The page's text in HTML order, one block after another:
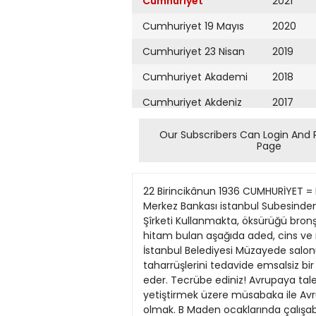
Cumhuriyet 19 Mayıs
Cumhuriyet 23 Nisan
Cumhuriyet Akademi
Cumhuriyet Akdeniz
Cumhuriyet Alışveriş
Cumhuriyet Ankara
Cumhuriyet Büyük
Taaruz
Cumhuriyet
Cumartesi
Cumhuriyet Çevre
2020
2019
2018
2017
2016
2015
2013
2012
2011
2010
2009
Our Subscribers Can Login And
Page
22 Birincikânun 1936 CUMHURİYET = Boğazı ağrıyor; fakat korkmuyor PASTİL FOR Pastil For Çünkü muntazaman z^ Türkiye Cumhuriyet Merkez Bankası istanbul Subesinden: » Mevduatı koruma kanunu mucibince muhtelif müesseseler tara Tesisatı Elektrikiye Türk Anonim Şîrketi Kullanmakta, öksürüğü bronşiti ve boğaz ağrıları sür'atle geçmektedir fından Bankamıza tevdi edilmiş olan ve kanunî müddetleri hitam bulan aşağıda aded, cins ve muhammen kıymetleri yazılı mücev herat açık arttırma ile 25/12/936 cuma günü saat 13,30 da İstanbul Belediyesi Müzayede salonunda satışa çıkarılacaktır. (3688) Aded Cînsi Muhammen kıymeti TL. Mühim ilân Bronşiti, ciğer taharrüşlerini tedavide emsalsiz bir tesir gösterir, mikroblan öldürür, ses kısıklığını geçirir, bozuk havaların fena neticelerinden sizi vikaye eder. Tecrübe ediniz! Avrupaya talebe gönderiliyor Maden Tetkik ve Arama Enstitüsü Genel Direktörlüğünden: 1 Maden mühendisi yetiştirmek üzere müsabaka ile Avrupaya «20» talebe tahsile gönderilecektir. İsteklilerin aşağıdaki şartları haiz olması lâzımdır. A Türk olmak. B Maden ocaklarında çalışabilecek kabiliyette ve sıhhati tam olmak, «Sıhhi muayene Ankarada yapılacaktır.» C Lise mezunu olup fransızca, almanca, ingilizce dillerden bi risini okuyup yazabilmek. D Yaşı 18 den aşağı 25 den yukan olmamak. 2 Müsabaka imtihanı Ankarada M. T. A. Enstitüsünde 25 ikincikânun 1937 günü yapılacaktır. Açılacak müsabaka imtihanında kazanmış olmakla beraber gönderilecek talebelerin ihraz ettikleri derece itibarile «20» arasında bulunmak şarttır. 3 İmtihan: Hesab, hendese, cebir, mihanik, fizik, kimyadan ve yukarıda yazılı dillerden birinden yapılacaktır. 4 Tahsile gönderilecek olanlar ileride tahsil müddetleri kadar mecburî hizmete tabi olduklarından, bu hususta mükellefiyetlerini tevsik etmek üzere bir taahhütname verecekler ve bunun için de muteber kefil göstereceklerdir. 5 tstiyenlerin nüfus, hüviyet cüzdanmı, hüsnühal varakasmi, mekteb şehadetnamesini veya bunların tasdikli birer suretlerini 4 kıt'a fotğraf ve dilekçelerini 21/1/1937 perşembe günü akşamına kadar Ankarada M. T. A. Enstitüsü Genel Direktörlüğüne gönder meleri ve 22/1/1937 cuma günü sıhhî muayeneleri yaptırılmak üzere, öğleden evvel Bay Hasan apartımanındaki Enstitü dairesinde bu • lunmaları ilân olunur. «2199» (3673) İstanbul Belediyesi İlânları Yapılmakta olan kanalizasyon ameliyatı dolayısile, 19/12/1936 tarihinden itibaren, Tophanede Boğazkesen caddesinin bilumum nakil vasıtalarına kapalı bulunacağı ilân olunur. «B.» (3694) j Bozuk fren ve